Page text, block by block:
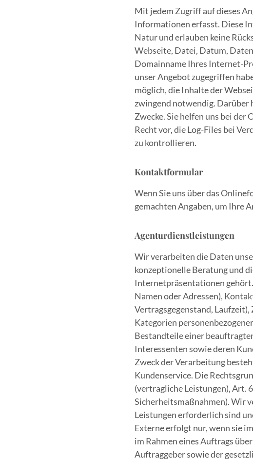
Mit jedem Zugriff auf dieses
Informationen erfasst. Diese
Natur und erlauben keine
Webseite, Datei, Datum,
Domainname Ihres Internet-
unser Angebot zugegriffen
möglich, die Inhalte der
zwingend notwendig.
Zwecke. Sie helfen uns bei der
Recht vor, die Log-Files bei
zu kontrollieren.
Kontaktformular
Wenn Sie uns über das
gemachten Angaben, um Ihre
Agenturdienstleistungen
Wir verarbeiten die Daten
konzeptionelle Beratung und
Internetpräsentationen
Namen oder Adressen),
Vertragsgegenstand,
Kategorien
Bestandteile einer
Interessenten sowie deren
Zweck der Verarbeitung
Kundenservice. Die
(vertragliche Leistungen), Art.
Sicherheitsmaßnahmen). Wir
Leistungen erforderlich sind
Externe erfolgt nur, wenn sie
im Rahmen eines Auftrags
Auftraggeber sowie der